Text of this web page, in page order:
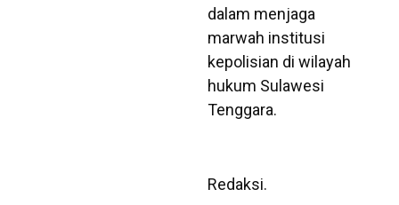
dalam menjaga
marwah institusi
kepolisian di wilayah
hukum Sulawesi
Tenggara.
Redaksi.